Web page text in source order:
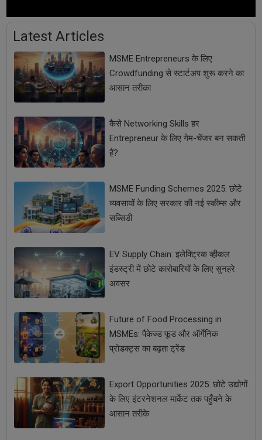
Latest Articles
MSME Entrepreneurs के लिए
Crowdfunding से स्टार्टअप शुरू करने का
आसान तरीका
कैसे Networking Skills हर
Entrepreneur के लिए गेम-चेंजर बन सकती
हैं?
MSME Funding Schemes 2025: छोटे
व्यवसायों के लिए सरकार की नई स्कीम्स और
सब्सिडी
EV Supply Chain: इलेक्ट्रिक व्हीकल
इंडस्ट्री में छोटे कारोबारियों के लिए सुनहरे
अवसर
Future of Food Processing in
MSMEs: पैकेज्ड फूड और ऑर्गेनिक
प्रोडक्ट्स का बढ़ता ट्रेंड
Export Opportunities 2025: छोटे उद्योगों
के लिए इंटरनेशनल मार्केट तक पहुँचने के
आसान तरीके